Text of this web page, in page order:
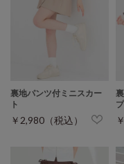
裏地パンツ付ミニスカー
ト
￥2,980（税込）